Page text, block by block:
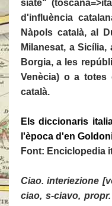
siate"
d'influència
Nàpols català, al
Milanesat, a
Borgia, a les
Venècia) o a totes
català.
Els diccionaris
l'època d'en Goldoni
Font: Enciclopedia
Ciao. interiezione
ciao, s-ciavo,